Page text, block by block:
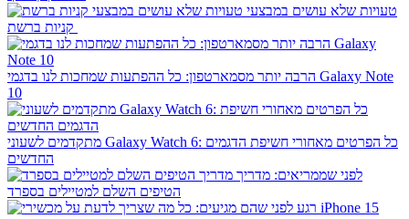
טעויות שלא עושים במבצעי
הרבה יותר מסמארטפון: כל ההפתעות שמחכות לנו בדגמי Galaxy Note
10
מתקדמים לשעוני Galaxy Watch 6: כל הפרטים מאחורי חשיפת הדגמים
החדשים
לפני שממריאים: מדריך
הטיפים השלם למטיילים בספרד